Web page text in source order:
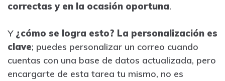
correctas y en la ocasión oportuna.
Y ¿cómo se logra esto? La personalización es
clave; puedes personalizar un correo cuando
cuentas con una base de datos actualizada, pero
encargarte de esta tarea tu mismo, no es